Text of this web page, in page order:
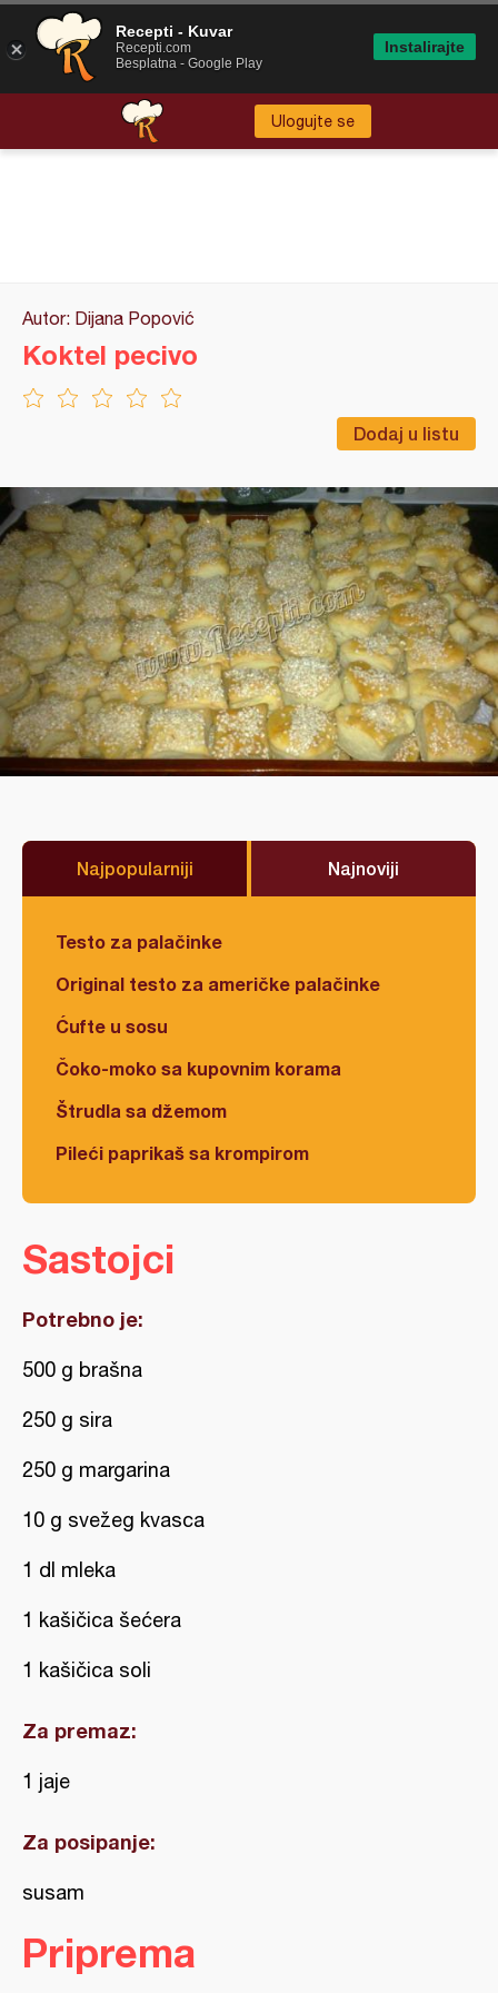
Ulogujte se
Autor: Dijana Popović
Dodaj u listu
Koktel pecivo
Najpopularniji Najnoviji
Testo za palačinke
Original testo za američke palačinke
Ćufte u sosu
Čoko-moko sa kupovnim korama
Štrudla sa džemom
Pileći paprikaš sa krompirom
Sastojci
Potrebno je:
500 g brašna
250 g sira
250 g margarina
10 g svežeg kvasca
1 dl mleka
1 kašičica šećera
1 kašičica soli
Za premaz:
1 jaje
Za posipanje:
susam
Priprema
Recepti - Kuvar
Recepti.com
Besplatna - Google Play
Instalirajte